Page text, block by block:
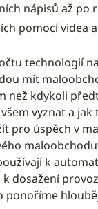
nápisů až po
pomocí videa
technologií
mít
než kdykoli
vyznat a jak
pro úspěch v
k
k dosažení
ponoříme